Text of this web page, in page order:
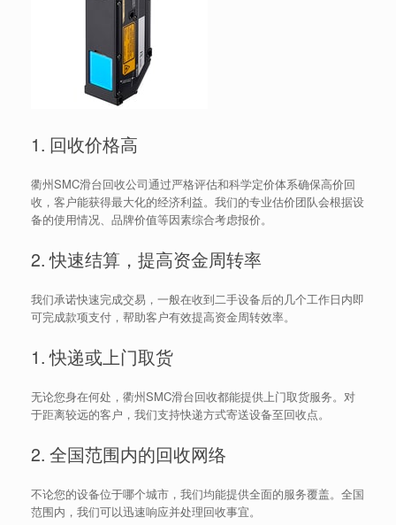
1. 回收价格高
衢州SMC滑台回收公司通过严格评估和科学定价体系确保高价回
收，客户能获得最大化的经济利益。我们的专业估价团队会根据设
备的使用情况、品牌价值等因素综合考虑报价。
2. 快速结算，提高资金周转率
我们承诺快速完成交易，一般在收到二手设备后的几个工作日内即
可完成款项支付，帮助客户有效提高资金周转效率。
1. 快递或上门取货
无论您身在何处，衢州SMC滑台回收都能提供上门取货服务。对
于距离较远的客户，我们支持快递方式寄送设备至回收点。
2. 全国范围内的回收网络
不论您的设备位于哪个城市，我们均能提供全面的服务覆盖。全国
范围内，我们可以迅速响应并处理回收事宜。